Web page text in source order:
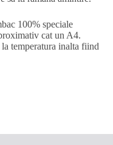
100% speciale
cat un A4.
temperatura inalta fiind